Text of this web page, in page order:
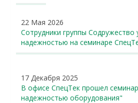
22 Мая 2026
Сотрудники группы Содружество
надежностью на семинаре
17 Декабря 2025
В офисе СпецТек прошел
надежностью оборудования"